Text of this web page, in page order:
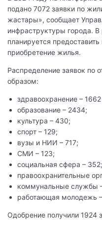
подано 7072 заявки по
жастары», сообщает
инфраструктуры города.
планируется
приобретение жилья.
Распределение заявок по
образом:
здравоохранение – 1662
образование – 2434;
культура – 430;
спорт – 129;
вузы и НИИ – 717;
СМИ – 123;
социальная сфера – 352;
правоохранительные
коммунальные службы
работающая молодежь
Одобрение получили 1924